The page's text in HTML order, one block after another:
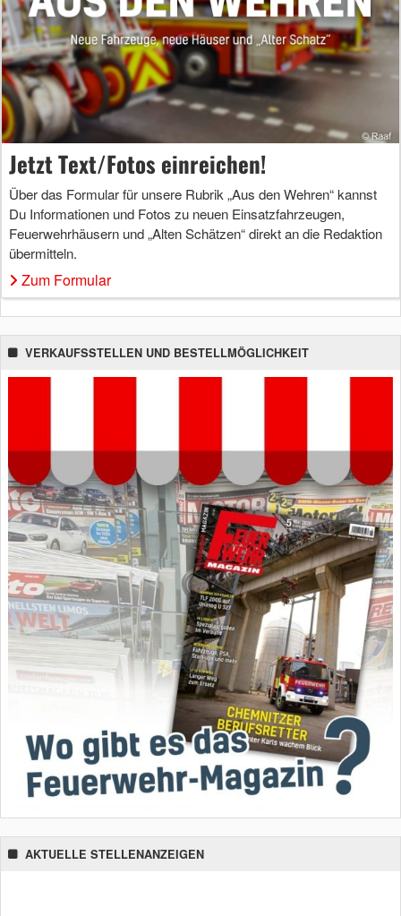
Jetzt Text/Fotos einreichen!
Über das Formular für unsere Rubrik „Aus den Wehren“ kannst
Du Informationen und Fotos zu neuen Einsatzfahrzeugen,
Feuerwehrhäusern und „Alten Schätzen“ direkt an die Redaktion
übermitteln.
Zum Formular
VERKAUFSSTELLEN UND BESTELLMÖGLICHKEIT
AKTUELLE STELLENANZEIGEN